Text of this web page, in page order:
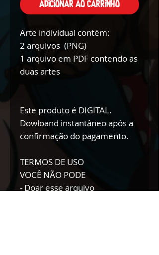
Adicionar ao carrinho
Arte individual contém:
2 arquivos (PNG)
1 arquivo em PDF contendo as
duas artes
Este produto é DIGITAL.
Dowloand instantâneo após a
confirmação do pagamento.
TERMOS DE USO
VOCÊ NÃO PODE
- Doar esse arquivo